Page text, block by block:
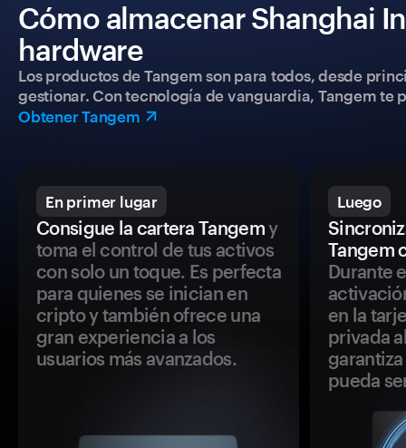
Cómo almacenar Shanghai
hardware
Los productos de Tangem son para todos, desde
gestionar. Con tecnología de vanguardia, Tangem
Obtener Tangem
En primer lugar
Consigue la cartera Tangemy
toma el control de tus activos
con solo un toque. Es perfecta
para quienes se inician en
cripto y también ofrece una
gran experiencia a los
usuarios más avanzados.
Luego
Tangem
Durante
en la
privada
pueda